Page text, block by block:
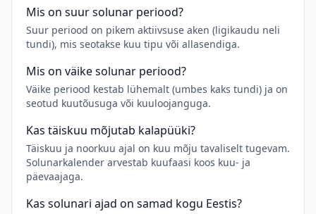
Mis on suur solunar periood?
Suur periood on pikem aktiivsuse aken (ligikaudu neli
tundi), mis seotakse kuu tipu või allasendiga.
Mis on väike solunar periood?
Väike periood kestab lühemalt (umbes kaks tundi) ja on
seotud kuutõusuga või kuuloojanguga.
Kas täiskuu mõjutab kalapüüki?
Täiskuu ja noorkuu ajal on kuu mõju tavaliselt tugevam.
Solunarkalender arvestab kuufaasi koos kuu- ja
päevaajaga.
Kas solunari ajad on samad kogu Eestis?